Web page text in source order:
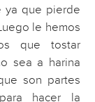
ya que pierde
le hemos
que tostar
sea a harina
son partes
hacer la